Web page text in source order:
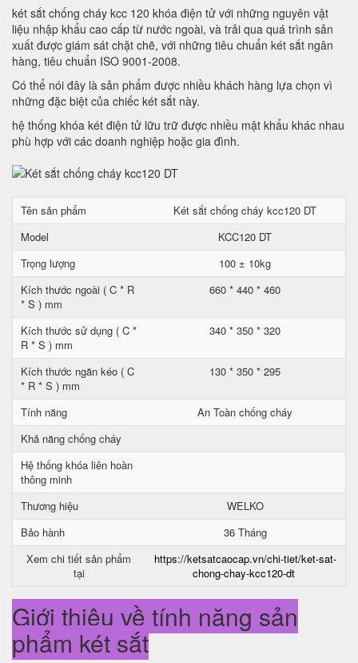
két sắt chống cháy kcc 120 khóa điện tử với những nguyên vật
liệu nhập khẩu cao cấp từ nước ngoài, và trải qua quá trình sản
xuất được giám sát chặt chẽ, với những tiêu chuẩn két sắt ngân
hàng, tiêu chuẩn ISO 9001-2008.
Có thể nói đây là sản phẩm được nhiều khách hàng lựa chọn vì
những đặc biệt của chiếc két sắt này.
hệ thống khóa két điện tử lữu trữ được nhiều mật khẩu khác nhau
phù hợp với các doanh nghiệp hoặc gia đình.
Tên sản phẩm
Két sắt chống cháy kcc120 DT
Model
KCC120 DT
Trọng lượng
100 ± 10kg
Kích thước ngoài ( C * R
* S ) mm
660 * 440 * 460
Kích thước sử dụng ( C *
R * S ) mm
340 * 350 * 320
Kích thước ngăn kéo ( C
* R * S ) mm
130 * 350 * 295
Tính năng
An Toàn chống cháy
Khả năng chống cháy
Hệ thống khóa liên hoàn
thông minh
Thương hiệu
WELKO
Bảo hành
36 Tháng
Xem chi tiết sản phẩm
tại
https://ketsatcaocap.vn/chi-tiet/ket-sat-
chong-chay-kcc120-dt
Giới thiệu về tính năng sản
phẩm két sắt